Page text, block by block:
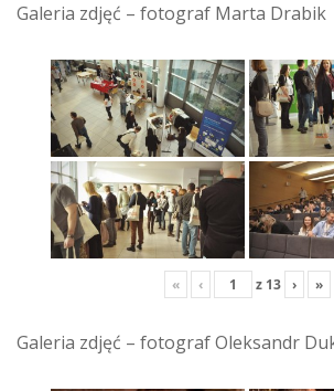
Galeria zdjęć – fotograf Marta Drabik
« ‹ z 13 › »
Galeria zdjęć – fotograf Oleksandr